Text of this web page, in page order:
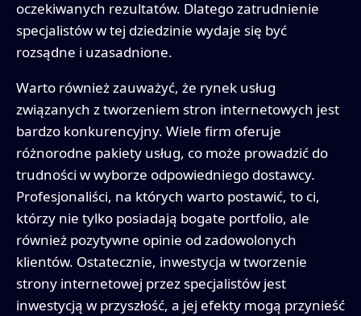
oczekiwanych rezultatów. Dlatego zatrudnienie
specjalistów w tej dziedzinie wydaje się być
rozsądne i uzasadnione.
Warto również zauważyć, że rynek usług
związanych z tworzeniem stron internetowych jest
bardzo konkurencyjny. Wiele firm oferuje
różnorodne pakiety usług, co może prowadzić do
trudności w wyborze odpowiedniego dostawcy.
Profesjonaliści, na których warto postawić, to ci,
którzy nie tylko posiadają bogate portfolio, ale
również pozytywne opinie od zadowolonych
klientów. Ostatecznie, inwestycja w tworzenie
strony internetowej przez specjalistów jest
inwestycją w przyszłość, a jej efekty mogą przynieść